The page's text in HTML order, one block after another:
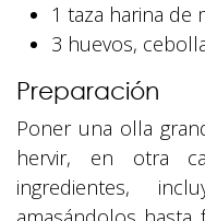
1 taza harina de
3 huevos,
Preparación
Poner una olla
hervir, en otra
ingredientes,